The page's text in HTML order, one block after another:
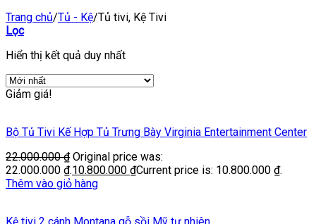
Trang chủ/Tủ - Kệ/Tủ tivi, Kệ Tivi
Lọc
Hiển thị kết quả duy nhất
Giảm giá!
Bộ Tủ Tivi Kế Hợp Tủ Trưng Bày Virginia Entertainment Center
22.000.000₫ Original price was:
22.000.000 ₫.10.800.000 ₫Current price is: 10.800.000 ₫.
Thêm vào giỏ hàng
Kệ tivi 2 cánh Montana gỗ sồi Mỹ tự nhiên